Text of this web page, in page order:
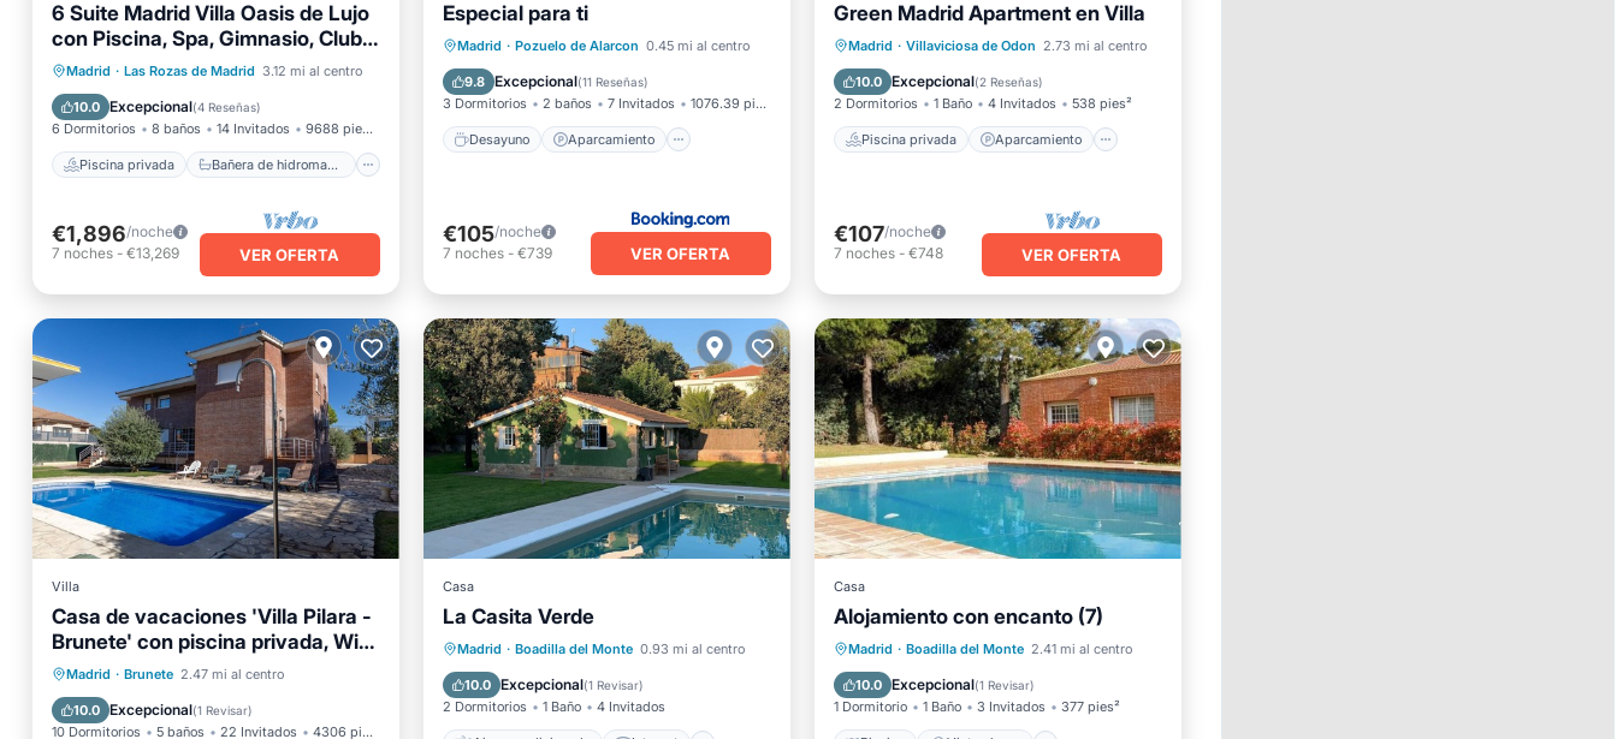
6 Suite Madrid Villa Oasis de Lujo
con Piscina, Spa, Gimnasio, Club y
Conserje
Madrid · Las Rozas de Madrid 3.12 mi al centro
10.0 Excepcional(4 Reseñas)
6 Dormitorios 8 baños 14 Invitados 9688 pies²
Piscina privada Bañera de hidromasaje
Piscina privada
Bañera de hidromasaje
Desayuno
Aparcamiento
€1,896/noche
7 noches - €13,269 VER OFERTA
Especial para ti
Madrid · Pozuelo de Alarcon 0.45 mi al centro
9.8 Excepcional(11 Reseñas)
3 Dormitorios 2 baños 7 Invitados 1076.39 pies²
Desayuno Aparcamiento
Desayuno
Aparcamiento
Balcón/Terraza
Cocina
€105/noche
7 noches- €739 VER OFERTA
Green Madrid Apartment en Villa
Madrid · Villaviciosa de Odon 2.73 mi al centro
10.0 Excepcional(2 Reseñas)
2 Dormitorios 1 Baño 4 Invitados 538 pies²
Piscina privada Aparcamiento
Piscina privada
Aparcamiento
Piscina
Vista al mar
€107/noche
7 noches- €748 VER OFERTA
Villa
Casa de vacaciones 'Villa Pilara -
Brunete' con piscina privada, Wi-
Fi y aire acondicionado
Madrid · Brunete 2.47 mi al centro
10.0 Excepcional(1 Revisar)
10 Dormitorios 5 baños 22 Invitados 4306 pies²
Piscina privada
Piscina
Balcón/Terraza
Cocina
Casa
La Casita Verde
Madrid · Boadilla del Monte 0.93 mi al centro
10.0 Excepcional(1 Revisar)
2 Dormitorios 1 Baño 4 Invitados
Aire acondicionado
Se admiten mascotas
Apto para niños
Casa
Alojamiento con encanto (7)
Madrid · Boadilla del Monte 2.41 mi al centro
10.0 Excepcional(1 Revisar)
1 Dormitorio 1 Baño 3 Invitados 377 pies²
Piscina
Vista al mar
Balcón/Terraza
Vistas